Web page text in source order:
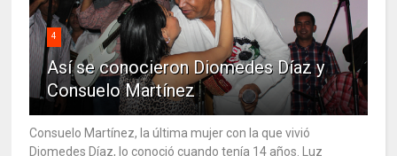
4
Así se conocieron Diomedes Díaz y
Consuelo Martínez
Consuelo Martínez, la última mujer con la que vivió
Diomedes Díaz, lo conoció cuando tenía 14 años. Luz